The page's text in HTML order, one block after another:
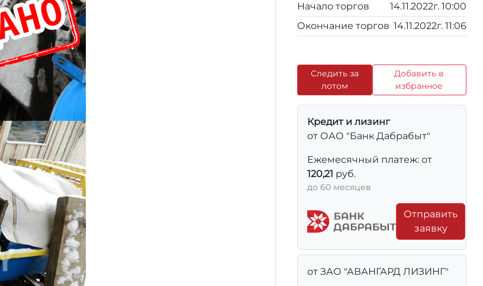
Начало торгов
14.11.2022г. 10:00
Окончание торгов 14.11.2022г. 11:06
Следить за
лотом
Добавить в
избранное
Кредит и лизинг
от ОАО "Банк Дабрабыт"
Ежемесячный платеж: от
120,21 руб.
до 60 месяцев
Отправить
заявку
от ЗАО "АВАНГАРД ЛИЗИНГ"